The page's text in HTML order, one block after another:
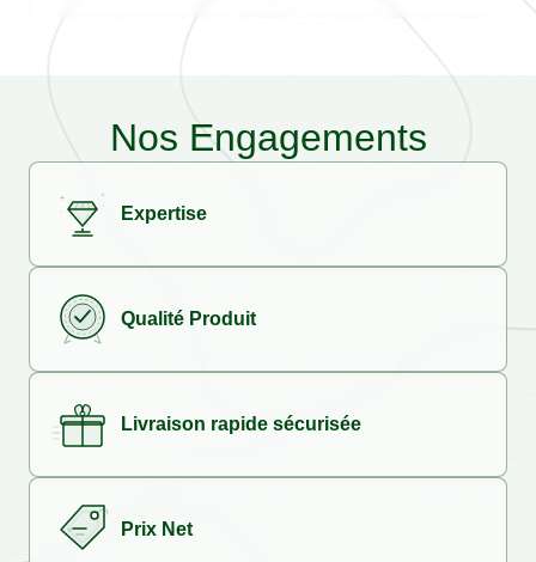
Nos Engagements
Expertise
Qualité Produit
Livraison rapide sécurisée
Prix Net